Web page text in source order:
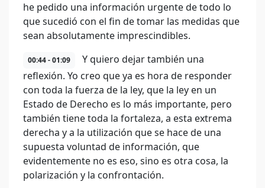
he pedido una información urgente de todo lo
que sucedió con el fin de tomar las medidas que
sean absolutamente imprescindibles.
00:44 - 01:09
Y quiero dejar también una
reflexión. Yo creo que ya es hora de responder
con toda la fuerza de la ley, que la ley en un
Estado de Derecho es lo más importante, pero
también tiene toda la fortaleza, a esta extrema
derecha y a la utilización que se hace de una
supuesta voluntad de información, que
evidentemente no es eso, sino es otra cosa, la
polarización y la confrontación.